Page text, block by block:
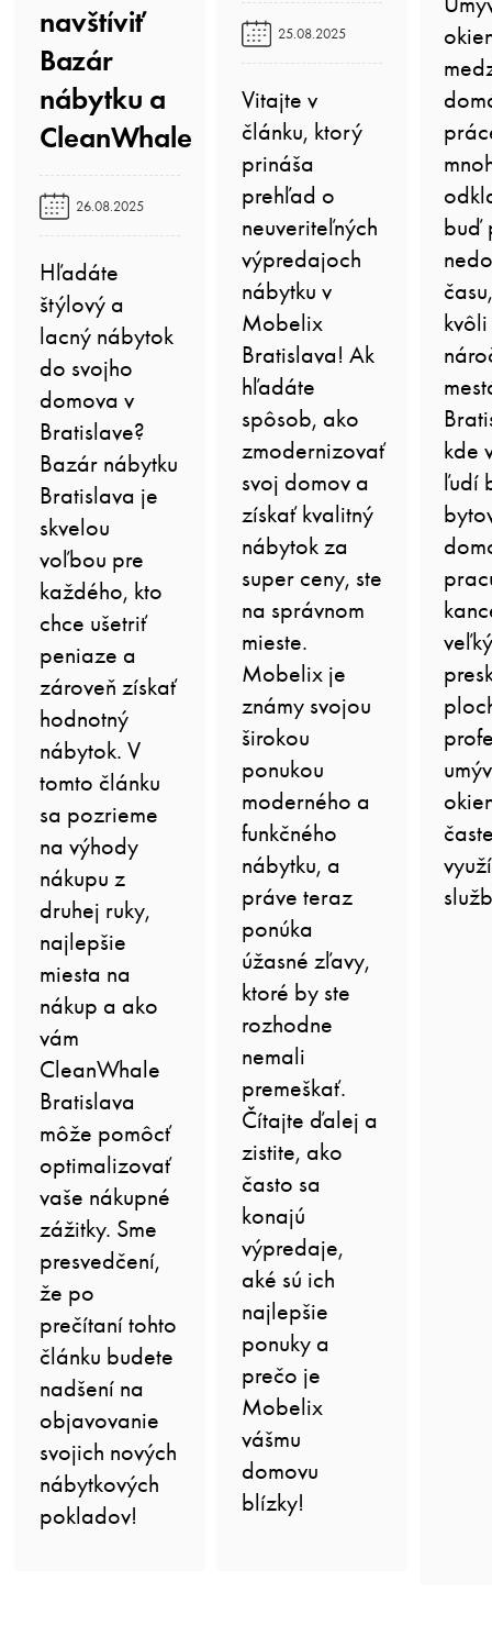
navštíviť
Bazár
nábytku a
CleanWhale️
26.08.2025
Hľadáte
štýlový a
lacný nábytok
do svojho
domova v
Bratislave?
Bazár nábytku
Bratislava je
skvelou
voľbou pre
každého, kto
chce ušetriť
peniaze a
zároveň získať
hodnotný
nábytok. V
tomto článku
sa pozrieme
na výhody
nákupu z
druhej ruky,
najlepšie
miesta na
nákup a ako
vám
CleanWhale
Bratislava
môže pomôcť
optimalizovať
vaše nákupné
zážitky. Sme
presvedčení,
že po
prečítaní tohto
článku budete
nadšení na
objavovanie
svojich nových
nábytkových
pokladov!
25.08.2025
Vitajte v
článku, ktorý
prináša
prehľad o
neuveriteľných
výpredajoch
nábytku v
Mobelix
Bratislava! Ak
hľadáte
spôsob, ako
zmodernizovať
svoj domov a
získať kvalitný
nábytok za
super ceny, ste
na správnom
mieste.
Mobelix je
známy svojou
širokou
ponukou
moderného a
funkčného
nábytku, a
práve teraz
ponúka
úžasné zľavy,
ktoré by ste
rozhodne
nemali
premeškať.
Čítajte ďalej a
zistite, ako
často sa
konajú
výpredaje,
aké sú ich
najlepšie
ponuky a
prečo je
Mobelix
vášmu
domovu
blízky!
buď
kvôli
kde
ľudí